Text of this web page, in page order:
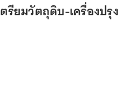
รียมวัตถุดิบ-เครื่องปรุง